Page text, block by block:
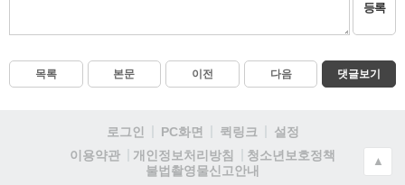
등록
목록 본문 이전 다음 댓글보기
로그인 PC화면 퀵링크
설정
이용약관
개인정보처리방침
청소년보호정책
불법촬영물신고안내
▲